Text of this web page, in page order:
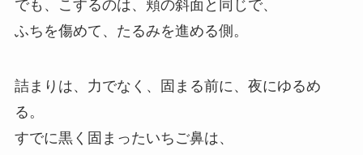
でも、こするのは、頬の斜面と同じで、
ふちを傷めて、たるみを進める側。
詰まりは、力でなく、固まる前に、夜にゆるめ
る。
すでに黒く固まったいちご鼻は、